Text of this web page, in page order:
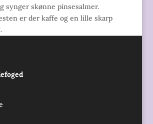
synger skønne pinsesalmer.
er der kaffe og en lille skarp